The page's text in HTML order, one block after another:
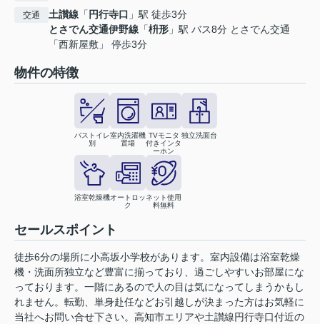
交通 土讃線 「 円行寺口 」駅 徒歩3分
とさでん交通伊野線 「枡形 」駅 バス8分 とさでん交通
「西新屋敷」 停歩3分
物件の特徴
バストイレ
別
室内洗濯機
置場
TVモニタ
付きインタ
ーホン
独立洗面台
浴室乾燥機オートロッ
ク
ネット使用
料無料
セールスポイント
徒歩6分の場所に小高坂小学校があります。室内設備は浴室乾燥
機・洗面所独立など豊富に揃っており、過ごしやすいお部屋にな
っております。一階にあるので人の目は気になってしまうかもし
れません。転勤、単身赴任などお引越しが決まった方はお気軽に
当社へお問い合せ下さい。高知市エリアや土讃線円行寺口付近の